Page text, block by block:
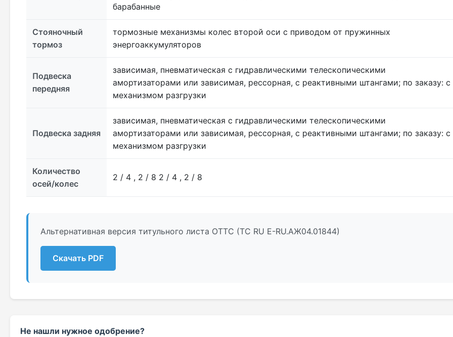
барабанные
Стояночный
тормоз
тормозные механизмы колес второй оси с приводом от пружинных
энергоаккумуляторов
Подвеска
передняя
зависимая, пневматическая с гидравлическими телескопическими
амортизаторами или зависимая, рессорная, с реактивными штангами; по заказу: с
механизмом разгрузки
Подвеска задняя
зависимая, пневматическая с гидравлическими телескопическими
амортизаторами или зависимая, рессорная, с реактивными штангами; по заказу: с
механизмом разгрузки
Количество
осей/колес
2 / 4 , 2 / 8 2 / 4 , 2 / 8
Альтернативная версия титульного листа ОТТС (ТС RU Е-RU.АЖ04.01844)
Скачать PDF
Не нашли нужное одобрение?